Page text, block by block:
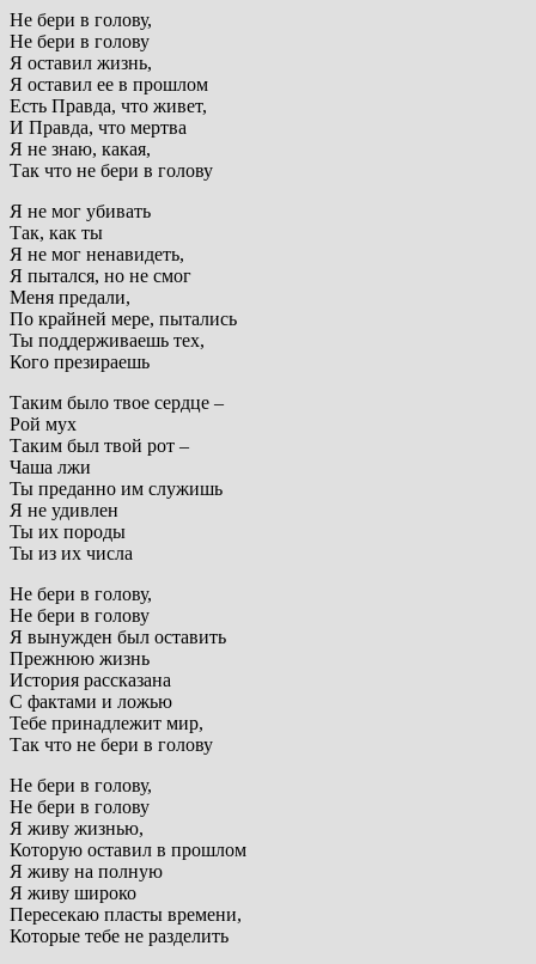
Не бери в голову,
Не бери в голову
Я оставил жизнь,
Я оставил ее в прошлом
Есть Правда, что живет,
И Правда, что мертва
Я не знаю, какая,
Так что не бери в голову
Я не мог убивать
Так, как ты
Я не мог ненавидеть,
Я пытался, но не смог
Меня предали,
По крайней мере, пытались
Ты поддерживаешь тех,
Кого презираешь
Таким было твое сердце –
Рой мух
Таким был твой рот –
Чаша лжи
Ты преданно им служишь
Я не удивлен
Ты их породы
Ты из их числа
Не бери в голову,
Не бери в голову
Я вынужден был оставить
Прежнюю жизнь
История рассказана
С фактами и ложью
Тебе принадлежит мир,
Так что не бери в голову
Не бери в голову,
Не бери в голову
Я живу жизнью,
Которую оставил в прошлом
Я живу на полную
Я живу широко
Пересекаю пласты времени,
Которые тебе не разделить